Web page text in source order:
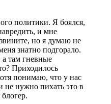
политики. Я боялся,
и мне
но я думаю не
знатно подгорало.
там гневные
Приходилось
понимаю, что у нас
не нужно пихать это в